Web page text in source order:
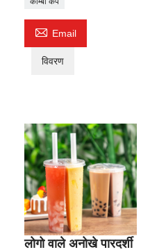
 Email
विवरण
लोगो वाले अनोखे पारदर्शी